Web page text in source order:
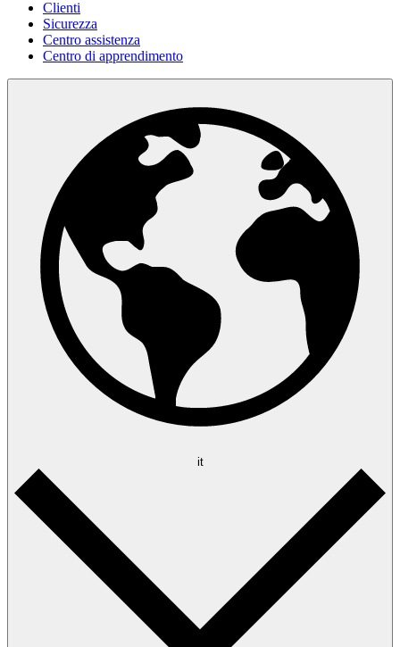
Clienti
Sicurezza
Centro assistenza
Centro di apprendimento
it